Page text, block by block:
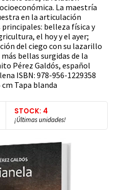
La maestría
en la articulación
belleza física y
el hoy y el ayer;
del ciego con su lazarillo
bellas surgidas de la
Pérez Galdós, español
ISBN: 978-956-1229358
cm Tapa blanda
STOCK: 4
¡Últimas unidades!